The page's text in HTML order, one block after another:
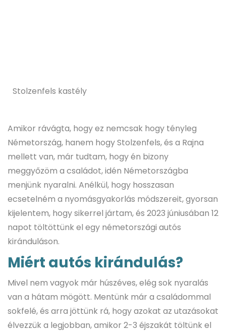
Stolzenfels kastély
Amikor rávágta, hogy ez nemcsak hogy tényleg
Németország, hanem hogy Stolzenfels, és a Rajna
mellett van, már tudtam, hogy én bizony
meggyőzöm a családot, idén Németországba
menjünk nyaralni. Anélkül, hogy hosszasan
ecsetelném a nyomásgyakorlás módszereit, gyorsan
kijelentem, hogy sikerrel jártam, és 2023 júniusában 12
napot töltöttünk el egy németországi autós
kiránduláson.
Miért autós kirándulás?
Mivel nem vagyok már húszéves, elég sok nyaralás
van a hátam mögött. Mentünk már a családommal
sokfelé, és arra jöttünk rá, hogy azokat az utazásokat
élvezzük a legjobban, amikor 2-3 éjszakát töltünk el